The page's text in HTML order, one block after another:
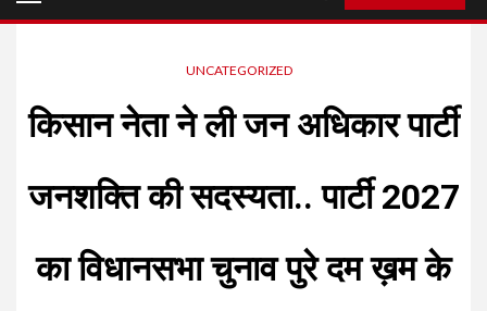
UNCATEGORIZED
किसान नेता ने ली जन अधिकार पार्टी
जनशक्ति की सदस्यता.. पार्टी 2027
का विधानसभा चुनाव पुरे दम ख़म के